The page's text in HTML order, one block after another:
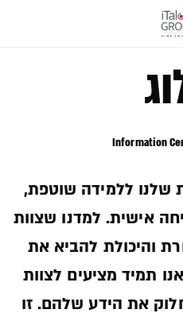
Information
שלנו ללמידה שוטפת,
אישית. למדנו שצוות
והיכולת להביא את
תמיד מציעים לצוות
את הידע שלהם. זו